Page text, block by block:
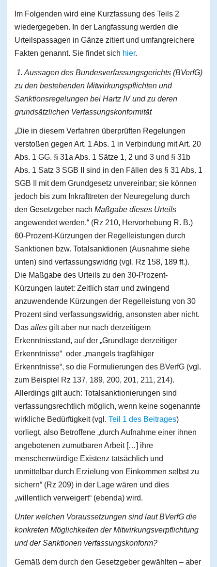
Im Folgenden wird eine Kurzfassung des Teils 2
wiedergegeben. In der Langfassung werden die
Urteilspassagen in Gänze zitiert und umfangreichere
Fakten genannt. Sie findet sich hier.
1. Aussagen des Bundesverfassungsgerichts (BVerfG)
zu den bestehenden Mitwirkungspflichten und
Sanktionsregelungen bei Hartz IV und zu deren
grundsätzlichen Verfassungskonformität
„Die in diesem Verfahren überprüften Regelungen
verstoßen gegen Art. 1 Abs. 1 in Verbindung mit Art. 20
Abs. 1 GG. § 31a Abs. 1 Sätze 1, 2 und 3 und § 31b
Abs. 1 Satz 3 SGB II sind in den Fällen des § 31 Abs. 1
SGB II mit dem Grundgesetz unvereinbar; sie können
jedoch bis zum Inkrafttreten der Neuregelung durch
den Gesetzgeber nach Maßgabe dieses Urteils
angewendet werden.“ (Rz 210, Hervorhebung R. B.)
60-Prozent-Kürzungen der Regelleistungen durch
Sanktionen bzw. Totalsanktionen (Ausnahme siehe
unten) sind verfassungswidrig (vgl. Rz 158, 189 ff.).
Die Maßgabe des Urteils zu den 30-Prozent-
Kürzungen lautet: Zeitlich starr und zwingend
anzuwendende Kürzungen der Regelleistung von 30
Prozent sind verfassungswidrig, ansonsten aber nicht.
Das allesgilt aber nur nach derzeitigem
Erkenntnisstand, auf der „Grundlage derzeitiger
Erkenntnisse“ oder „mangels tragfähiger
Erkenntnisse“, so die Formulierungen des BVerfG (vgl.
zum Beispiel Rz 137, 189, 200, 201, 211, 214).
Allerdings gilt auch: Totalsanktionierungen sind
verfassungsrechtlich möglich, wenn keine sogenannte
wirkliche Bedürftigkeit (vgl. Teil 1 des Beitrages)
vorliegt, also Betroffene „durch Aufnahme einer ihnen
angebotenen zumutbaren Arbeit […] ihre
menschenwürdige Existenz tatsächlich und
unmittelbar durch Erzielung von Einkommen selbst zu
sichern“ (Rz 209) in der Lage wären und dies
„willentlich verweigert“ (ebenda) wird.
Unter welchen Voraussetzungen sind laut BVerfG die
konkreten Möglichkeiten der Mitwirkungsverpflichtung
und der Sanktionen verfassungskonform?
Gemäß dem durch den Gesetzgeber gewählten – aber